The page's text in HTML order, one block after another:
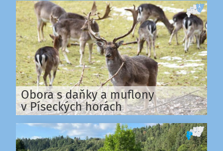
Obora s daňky a muflony
v Píseckých horách